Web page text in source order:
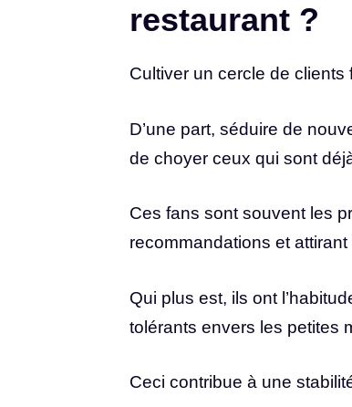
restaurant ?
Cultiver un cercle de
D’une part, séduire de
de choyer ceux qui sont
Ces fans sont souvent les
recommandations et
Qui plus est, ils ont
tolérants envers les petites
Ceci contribue à une